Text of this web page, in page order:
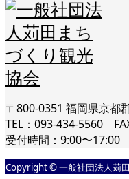
〒800-0351 福岡県京都
TEL：093-434-5560
受付時間：9:00〜
Copyright © 一般社団法人苅